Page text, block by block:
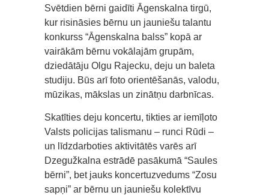
Svētdien bērni gaidīti Āgenskalna tirgū,
kur risināsies bērnu un jauniešu talantu
konkurss “Āgenskalna balss” kopā ar
vairākām bērnu vokālajām grupām,
dziedātāju Olgu Rajecku, deju un baleta
studiju. Būs arī foto orientēšanās, valodu,
mūzikas, mākslas un zinātņu darbnīcas.
Skatīties deju koncertu, tikties ar iemīļoto
Valsts policijas talismanu – runci Rūdi –
un līdzdarboties aktivitātēs varēs arī
Dzegužkalna estrādē pasākumā “Saules
bērni”, bet jauks koncertuzvedums “Zosu
sapņi” ar bērnu un jauniešu kolektīvu